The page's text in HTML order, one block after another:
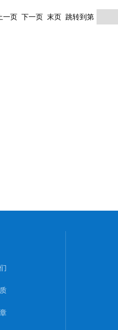
一页 下一页 末页 跳转到第